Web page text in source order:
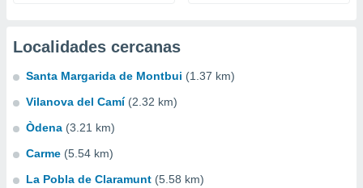
Localidades cercanas
Santa Margarida de Montbui (1.37 km)
Vilanova del Camí (2.32 km)
Òdena (3.21 km)
Carme (5.54 km)
La Pobla de Claramunt (5.58 km)